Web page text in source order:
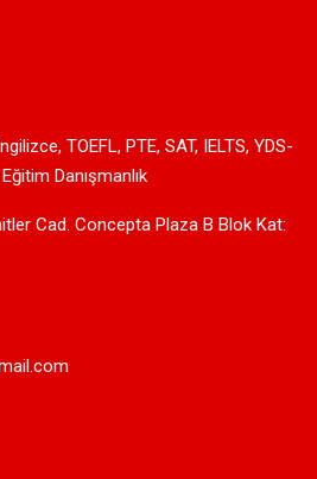
TOEFL, PTE, SAT, IELTS, YDS-
Danışmanlık
Cad. Concepta Plaza B Blok Kat: